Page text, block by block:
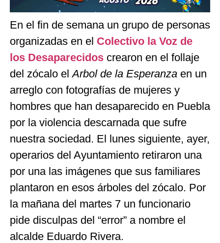
En el fin de semana un grupo de personas
organizadas en el Colectivo la Voz de
los Desaparecidos crearon en el follaje
del zócalo elArbol de la Esperanza en un
arreglo con fotografías de mujeres y
hombres que han desaparecido en Puebla
por la violencia descarnada que sufre
nuestra sociedad. El lunes siguiente, ayer,
operarios del Ayuntamiento retiraron una
por una las imágenes que sus familiares
plantaron en esos árboles del zócalo. Por
la mañana del martes 7 un funcionario
pide disculpas del “error” a nombre el
alcalde Eduardo Rivera.